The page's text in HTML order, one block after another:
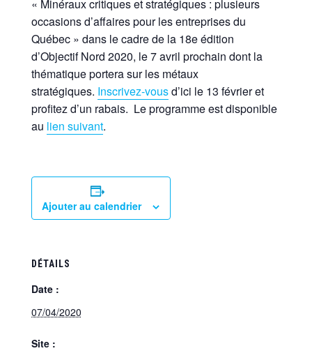
« Minéraux critiques et stratégiques : plusieurs
occasions d’affaires pour les entreprises du
Québec » dans le cadre de la 18e édition
d’Objectif Nord 2020, le 7 avril prochain dont la
thématique portera sur les métaux
stratégiques. Inscrivez-vousd’ici le 13 février et
profitez d’un rabais. Le programme est disponible
au lien suivant.
Ajouter au calendrier
DÉTAILS
Date :
07/04/2020
Site :